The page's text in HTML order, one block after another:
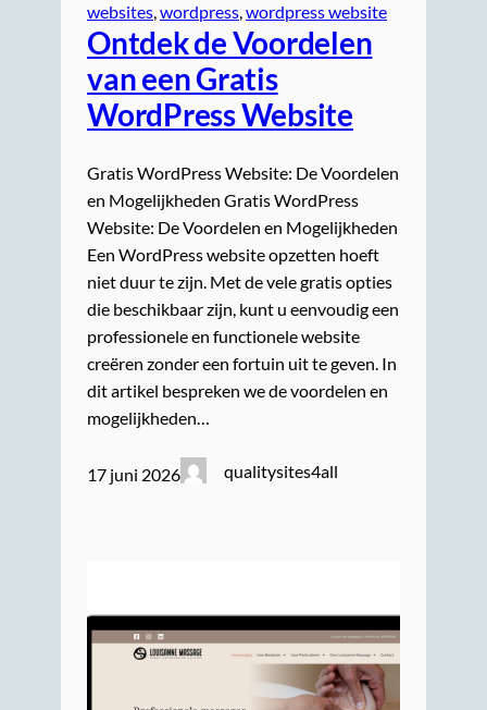
websites, wordpress, wordpress website
Ontdek de Voordelen
van een Gratis
WordPress Website
Gratis WordPress Website: De Voordelen
en Mogelijkheden Gratis WordPress
Website: De Voordelen en Mogelijkheden
Een WordPress website opzetten hoeft
niet duur te zijn. Met de vele gratis opties
die beschikbaar zijn, kunt u eenvoudig een
professionele en functionele website
creëren zonder een fortuin uit te geven. In
dit artikel bespreken we de voordelen en
mogelijkheden…
17 juni 2026 qualitysites4all